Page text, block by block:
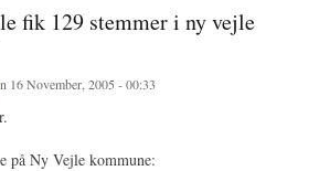
fik 129 stemmer i ny vejle
16 November, 2005 - 00:33
på Ny Vejle kommune: